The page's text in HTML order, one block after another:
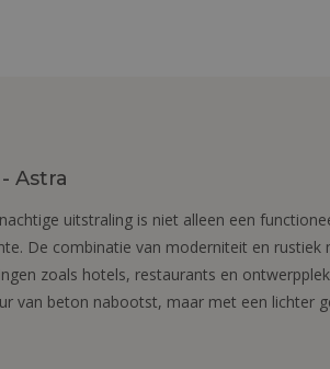
Astra
uitstraling is niet alleen een
De combinatie van moderniteit en
zoals hotels, restaurants en
van beton nabootst, maar met een lichter